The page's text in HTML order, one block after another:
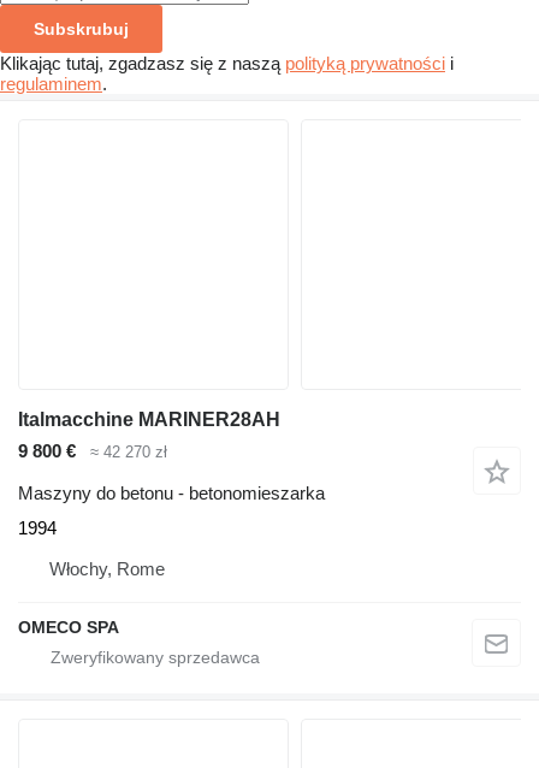
Subskrubuj
Klikając tutaj, zgadzasz się z naszą polityką prywatności i
regulaminem.
Italmacchine MARINER28AH
9 800 €
≈ 42 270 zł
Maszyny do betonu - betonomieszarka
1994
Włochy, Rome
OMECO SPA